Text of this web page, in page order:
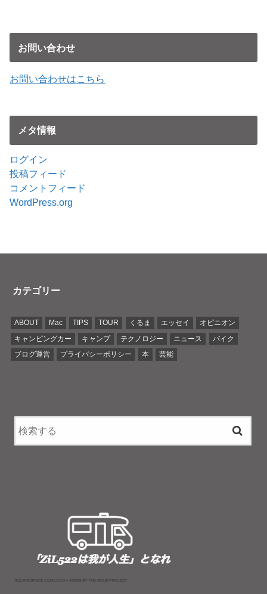
お問い合わせ
お問い合わせはこちら
メタ情報
ログイン
投稿フィード
コメントフィード
WordPress.org
カテゴリー
ABOUT Mac TIPS TOUR くるま エッセイ
オピニオン
キャンピングカー
キャンプ テクノロジー ニュース
バイク
ブログ運営
プライバシーポリシー 本 芸能